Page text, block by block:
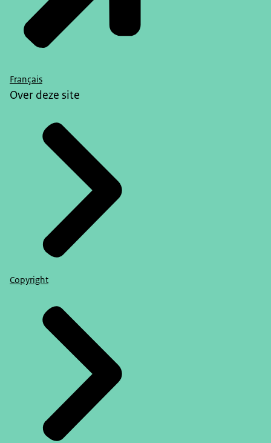
Français
Over deze site
Copyright